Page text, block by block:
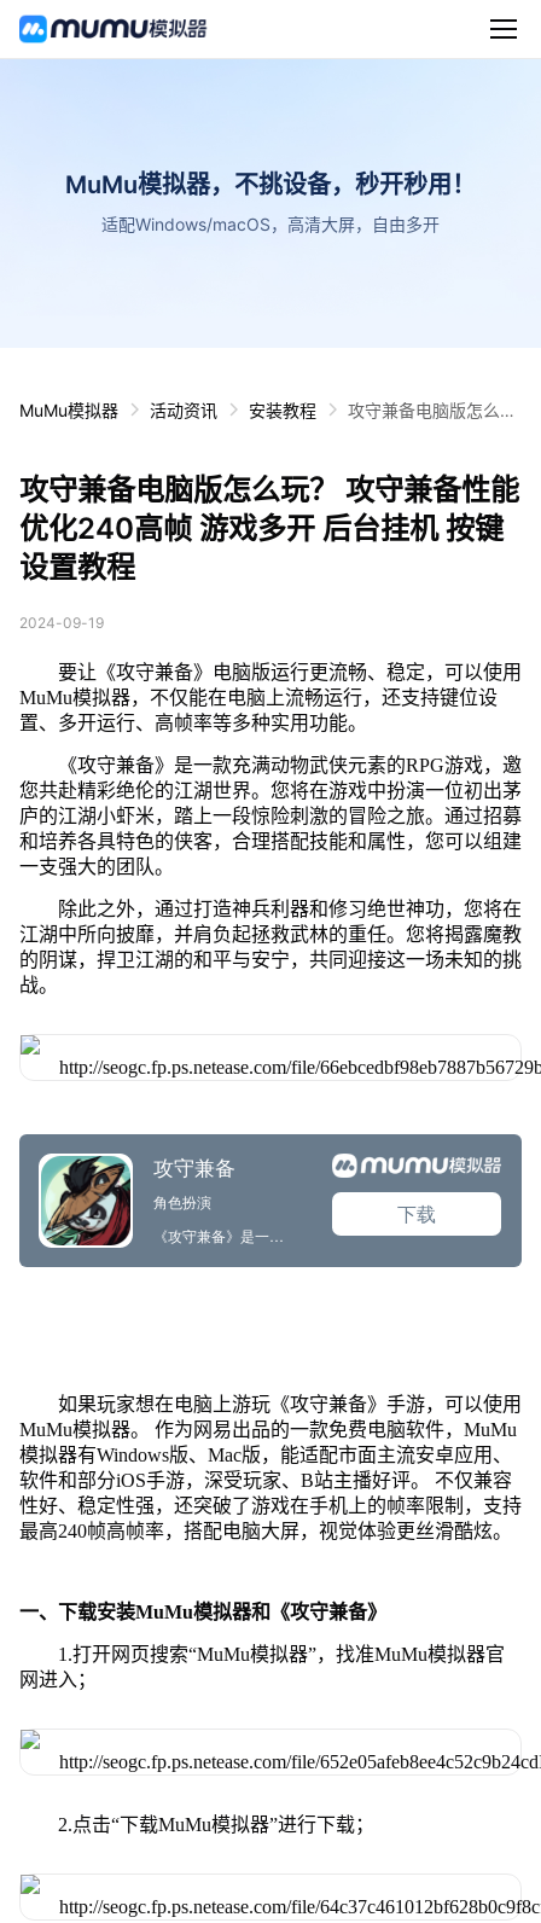
MuMu模拟器，不挑设备，秒开秒用！
适配Windows/macOS，高清大屏，自由多开
MuMu模拟器 活动资讯 安装教程
攻守兼备电脑版怎么
台挂机 按键设置教程
攻守兼备电脑版怎么玩？ 攻守兼备性能
优化240高帧 游戏多开 后台挂机 按键
设置教程
2024-09-19
要让《攻守兼备》电脑版运行更流畅、稳定，可以使用
MuMu模拟器，不仅能在电脑上流畅运行，还支持键位设
置、多开运行、高帧率等多种实用功能。
《攻守兼备》是一款充满动物武侠元素的RPG游戏，邀
您共赴精彩绝伦的江湖世界。您将在游戏中扮演一位初出茅
庐的江湖小虾米，踏上一段惊险刺激的冒险之旅。通过招募
和培养各具特色的侠客，合理搭配技能和属性，您可以组建
一支强大的团队。
除此之外，通过打造神兵利器和修习绝世神功，您将在
江湖中所向披靡，并肩负起拯救武林的重任。您将揭露魔教
的阴谋，捍卫江湖的和平与安宁，共同迎接这一场未知的挑
战。
如果玩家想在电脑上游玩《攻守兼备》手游，可以使用
MuMu模拟器。 作为网易出品的一款免费电脑软件，MuMu
模拟器有Windows版、Mac版，能适配市面主流安卓应用、
软件和部分iOS手游，深受玩家、B站主播好评。 不仅兼容
性好、稳定性强，还突破了游戏在手机上的帧率限制，支持
最高240帧高帧率，搭配电脑大屏，视觉体验更丝滑酷炫。
一、下载安装MuMu模拟器和《攻守兼备》
1.打开网页搜索“MuMu模拟器”，找准MuMu模拟器官
网进入；
2.点击“下载MuMu模拟器”进行下载；